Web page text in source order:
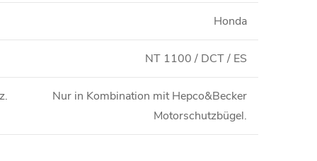
Honda
NT 1100 / DCT / ES
Nur in Kombination mit Hepco&Becker
Motorschutzbügel.